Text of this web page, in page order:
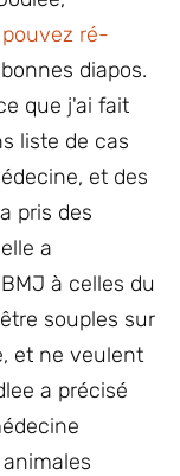
pouvez ré-
diapos.
que j'ai fait
liste de cas
et des
pris des
a
à celles du
souples sur
et ne veulent
a précisé